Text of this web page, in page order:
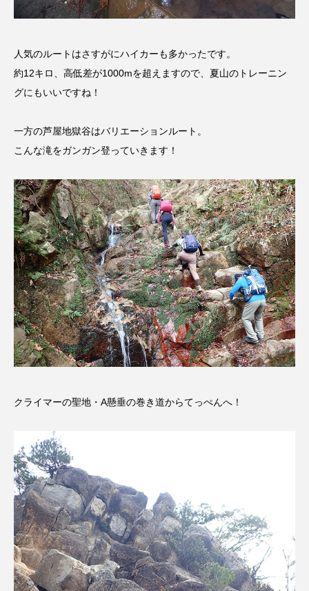
イギリス製作 イタリア イタリア映画
インタビュー
インド映画 イ・レ ウィキッド
ウィリアム・シェイクスピア
ウインド・アンサンブル・コスモス
ウインド･アンサンブル･コスモス
エディントンへようこそ エミリア・ペレス
エミリー・ワトソン エリーザ・シュロット
エル・ファニング エレノアってグレイト。
エンターテインメント オダギリジョー
カタール
カフェテラス
カンヌ国際映画祭
ガーデニングラジオ キム・へヨン
キング・オブ・キングス クラファン
クリスマス クロエ・ジャオ グリム兄弟
人気のルートはさすがにハイカーも多かったです。
約12キロ、高低差が1000mを超えますので、夏山のトレーニン
グにもいいですね！
一方の芦屋地獄谷はバリエーションルート。
こんな滝をガンガン登っていきます！
クライマーの聖地・A懸垂の巻き道からてっぺんへ！